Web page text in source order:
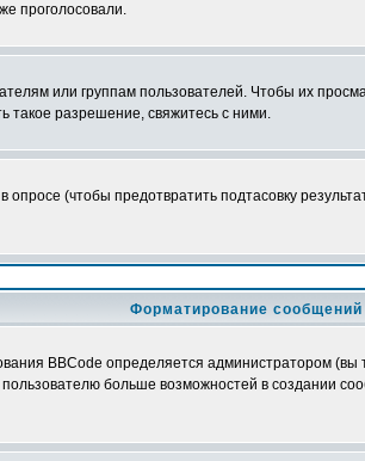
проголосовали.
или группам пользователей. Чтобы их
такое разрешение, свяжитесь с ними.
опросе (чтобы предотвратить подтасовку
Форматирование
BBCode определяется администратором
больше возможностей в создании